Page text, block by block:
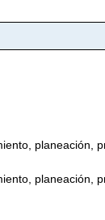
planeación,
planeación,